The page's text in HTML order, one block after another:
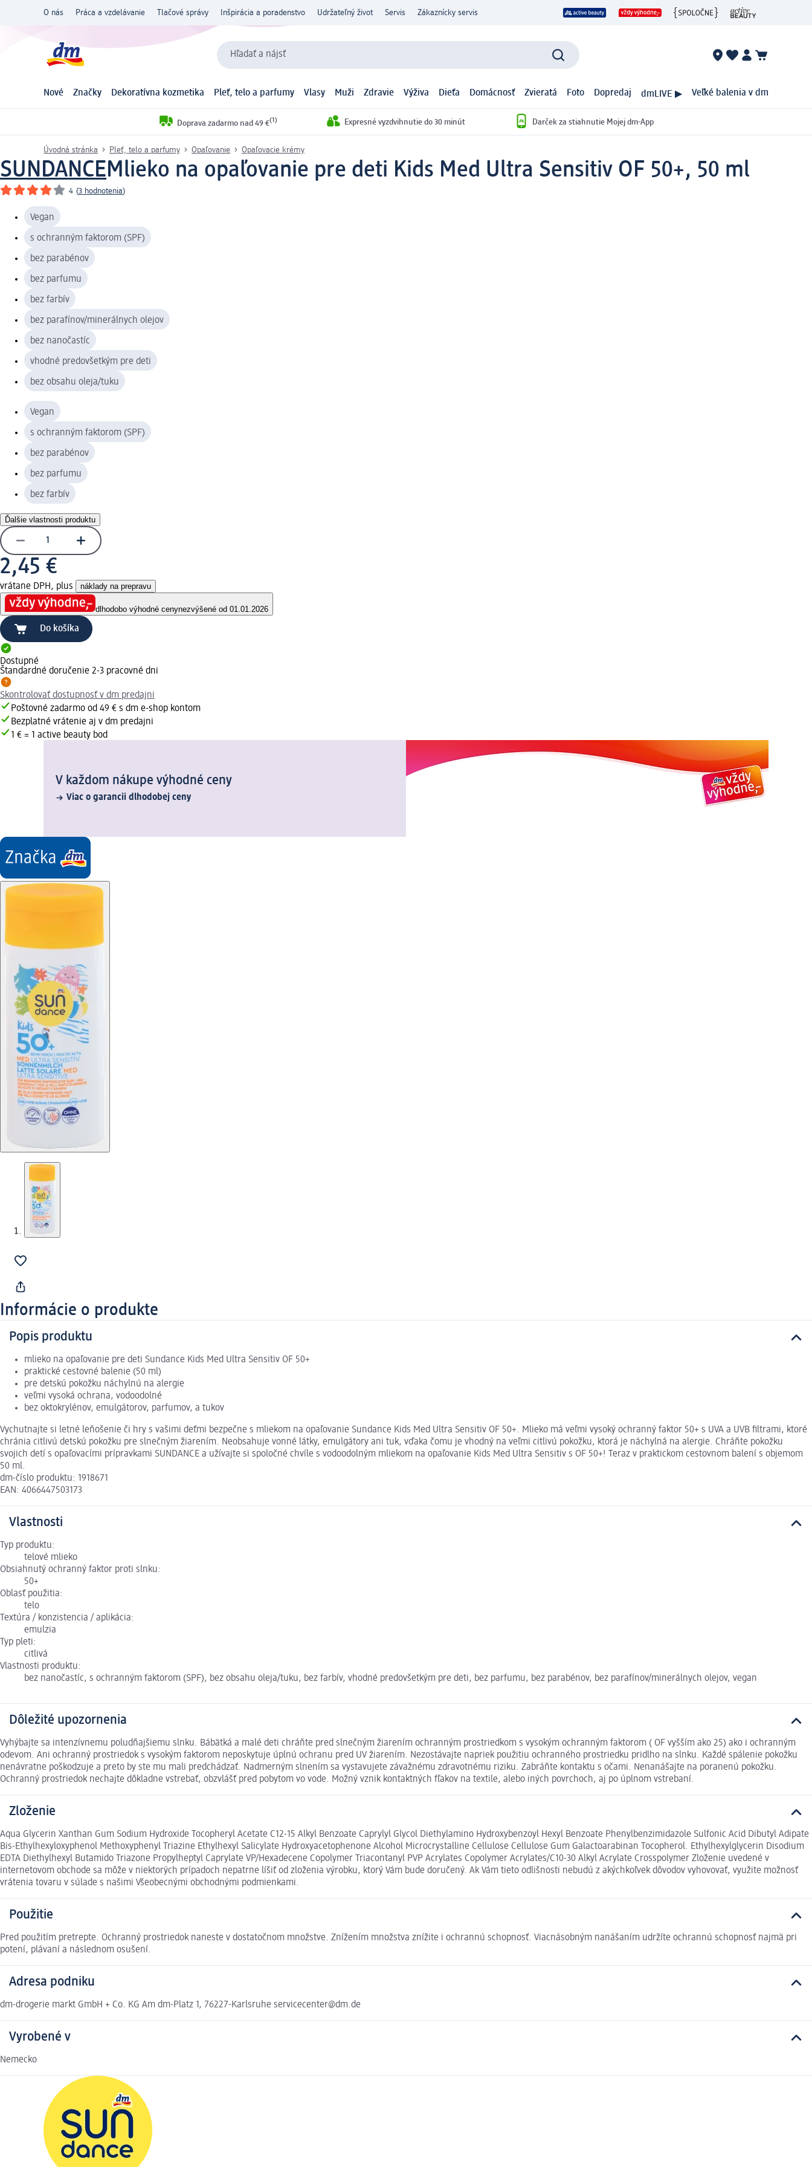
O nás Práca a vzdelávanie Tlačové správy Inšpirácia a poradenstvo Udržateľný život Servis Zákaznícky servis
Hľadať a nájsť
Nové Značky Dekoratívna kozmetika Pleť, telo a parfumy Vlasy Muži Zdravie Výživa Dieťa Domácnosť Zvieratá Foto Dopredaj dmLIVE ▶ Veľké balenia v dm
Doprava zadarmo nad 49 €(1) Expresné vyzdvihnutie do 30 minút Darček za stiahnutie Mojej dm-App
Úvodná stránka Pleť, telo a parfumy Opaľovanie Opaľovacie krémy
SUNDANCEMlieko na opaľovanie pre deti Kids Med Ultra Sensitiv OF 50+, 50 ml
4 (3 hodnotenia)
Vegan
s ochranným faktorom (SPF)
bez parabénov
bez parfumu
bez farbív
bez parafínov/minerálnych olejov
bez nanočastíc
vhodné predovšetkým pre deti
bez obsahu oleja/tuku
Vegan
s ochranným faktorom (SPF)
bez parabénov
bez parfumu
bez farbív
Ďalšie vlastnosti produktu
2,45 €
vrátane DPH, plus náklady na prepravu
dlhodobo výhodné cenynezvýšené od 01.01.2026
Do košíka
Dostupné
Štandardné doručenie 2-3 pracovné dni
Skontrolovať dostupnosť v dm predajni
Poštovné zadarmo od 49 € s dm e-shop kontom
Bezplatné vrátenie aj v dm predajni
1 € = 1 active beauty bod
V každom nákupe výhodné ceny
Viac o garancii dlhodobej ceny
Informácie o produkte
Popis produktu
mlieko na opaľovanie pre deti Sundance Kids Med Ultra Sensitiv OF 50+
praktické cestovné balenie (50 ml)
pre detskú pokožku náchylnú na alergie
veľmi vysoká ochrana, vodoodolné
bez oktokrylénov, emulgátorov, parfumov, a tukov
Vychutnajte si letné leňošenie či hry s vašimi deťmi bezpečne s mliekom na opaľovanie Sundance Kids Med Ultra Sensitiv OF 50+. Mlieko má veľmi vysoký ochranný faktor 50+ s UVA a UVB filtrami, ktoré
chránia citlivú detskú pokožku pre slnečným žiarením. Neobsahuje vonné látky, emulgátory ani tuk, vďaka čomu je vhodný na veľmi citlivú pokožku, ktorá je náchylná na alergie. Chráňte pokožku
svojich detí s opaľovacími prípravkami SUNDANCE a užívajte si spoločné chvíle s vodoodolným mliekom na opaľovanie Kids Med Ultra Sensitiv s OF 50+! Teraz v praktickom cestovnom balení s objemom
50 ml.
dm-číslo produktu: 1918671
EAN: 4066447503173
Vlastnosti
Typ produktu:
telové mlieko
Obsiahnutý ochranný faktor proti slnku:
50+
Oblasť použitia:
telo
Textúra / konzistencia / aplikácia:
emulzia
Typ pleti:
citlivá
Vlastnosti produktu:
bez nanočastíc, s ochranným faktorom (SPF), bez obsahu oleja/tuku, bez farbív, vhodné predovšetkým pre deti, bez parfumu, bez parabénov, bez parafínov/minerálnych olejov, vegan
Dôležité upozornenia
Vyhýbajte sa intenzívnemu poludňajšiemu slnku. Bábätká a malé deti chráňte pred slnečným žiarením ochranným prostriedkom s vysokým ochranným faktorom ( OF vyšším ako 25) ako i ochranným
odevom. Ani ochranný prostriedok s vysokým faktorom neposkytuje úplnú ochranu pred UV žiarením. Nezostávajte napriek použitiu ochranného prostriedku pridlho na slnku. Každé spálenie pokožku
nenávratne poškodzuje a preto by ste mu mali predchádzať. Nadmerným slnením sa vystavujete závažnému zdravotnému riziku. Zabráňte kontaktu s očami. Nenanášajte na poranenú pokožku.
Ochranný prostriedok nechajte dôkladne vstrebať, obzvlášť pred pobytom vo vode. Možný vznik kontaktných fľakov na textile, alebo iných povrchoch, aj po úplnom vstrebaní.
Zloženie
Aqua Glycerin Xanthan Gum Sodium Hydroxide Tocopheryl Acetate C12-15 Alkyl Benzoate Caprylyl Glycol Diethylamino Hydroxybenzoyl Hexyl Benzoate Phenylbenzimidazole Sulfonic Acid Dibutyl Adipate
Bis-Ethylhexyloxyphenol Methoxyphenyl Triazine Ethylhexyl Salicylate Hydroxyacetophenone Alcohol Microcrystalline Cellulose Cellulose Gum Galactoarabinan Tocopherol. Ethylhexylglycerin Disodium
EDTA Diethylhexyl Butamido Triazone Propylheptyl Caprylate VP/Hexadecene Copolymer Triacontanyl PVP Acrylates Copolymer Acrylates/C10-30 Alkyl Acrylate Crosspolymer Zloženie uvedené v
internetovom obchode sa môže v niektorých prípadoch nepatrne líšiť od zloženia výrobku, ktorý Vám bude doručený. Ak Vám tieto odlišnosti nebudú z akýchkoľvek dôvodov vyhovovať, využite možnosť
vrátenia tovaru v súlade s našimi Všeobecnými obchodnými podmienkami.
Použitie
Pred použitím pretrepte. Ochranný prostriedok naneste v dostatočnom množstve. Znížením množstva znížite i ochrannú schopnosť. Viacnásobným nanášaním udržíte ochrannú schopnosť najmä pri
potení, plávaní a následnom osušení.
Adresa podniku
dm-drogerie markt GmbH + Co. KG Am dm-Platz 1, 76227-Karlsruhe servicecenter@dm.de
Vyrobené v
Nemecko